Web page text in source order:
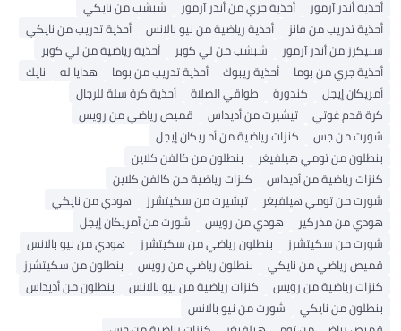
أحذية أندر آرمور
أحذية جري من أندر آرمور
شبشب من نايكي
أحذية تدريب من فانز
أحذية رياضية من نيو بالانس
أحذية تدريب من نايكي
سنيكرز من أندر آرمور
شبشب من لي كوبر
أحذية رياضية من لي كوبر
أحذية جري من بوما
أحذية ريبوك أحذية تدريب من بوما هدايا له
نايك
أمريكان إيجل
كندورة طواقي الصلاة
أحذية كرة سلة للرجال
كرة قدم غوتي
تيشيرت من أديداس
قميص رياضي من رويس
شورت من جس
كنزات رياضية من أمريكان إيجل
بنطلون من تومي هيلفيغر
بنطلون من كالفن كلاين
كنزات رياضية من أديداس
كنزات رياضية من كالفن كلاين
شورت من تومي هيلفيغر
تيشيرت من سكيتشرز
هودي من نايكي
هودي من مذركير
هودي من رويس
شورت من أمريكان إيجل
شورت من سكيتشرز
بنطلون رياضي من سكيتشرز
هودي من نيو بالانس
قميص رياضي من نايكي
بنطلون رياضي من رويس
بنطلون من سكيتشرز
كنزات رياضية من رويس
كنزات رياضية من نيو بالانس
بنطلون من أديداس
بنطلون من نايكي
شورت من نيو بالانس